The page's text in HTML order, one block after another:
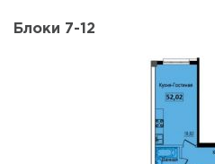
Блоки 7-12